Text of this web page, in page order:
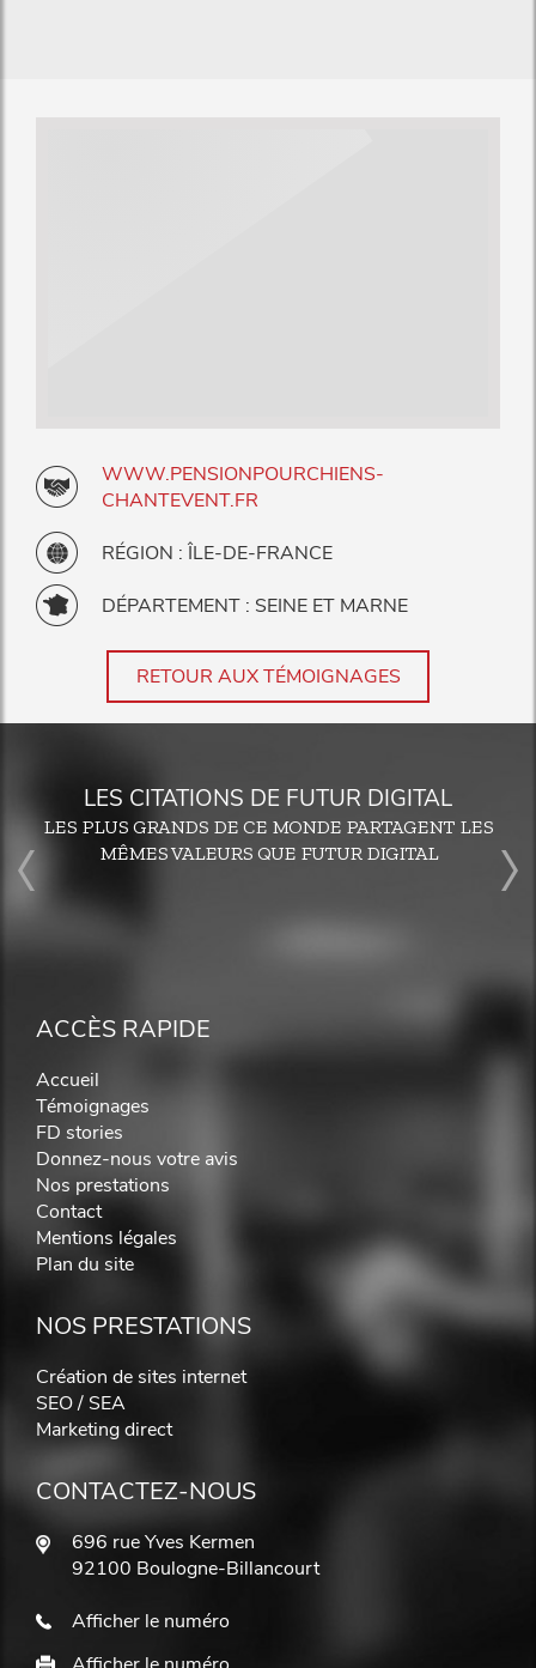
WWW.PENSIONPOURCHIENS-
CHANTEVENT.FR
RÉGION : ÎLE-DE-FRANCE
DÉPARTEMENT : SEINE ET MARNE
RETOUR AUX TÉMOIGNAGES
LES CITATIONS DE FUTUR DIGITAL
LES PLUS GRANDS DE CE MONDE PARTAGENT LES
MÊMES VALEURS QUE FUTUR DIGITAL
ACCÈS RAPIDE
Accueil
Témoignages
FD stories
Donnez-nous votre avis
Nos prestations
Contact
Mentions légales
Plan du site
NOS PRESTATIONS
Création de sites internet
SEO / SEA
Marketing direct
CONTACTEZ-NOUS
696 rue Yves Kermen
92100 Boulogne-Billancourt
Afficher le numéro